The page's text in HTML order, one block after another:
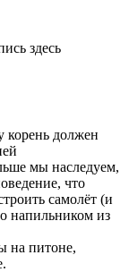
здесь
должен
мы наследуем,
что
самолёт (и
напильником из
на питоне,